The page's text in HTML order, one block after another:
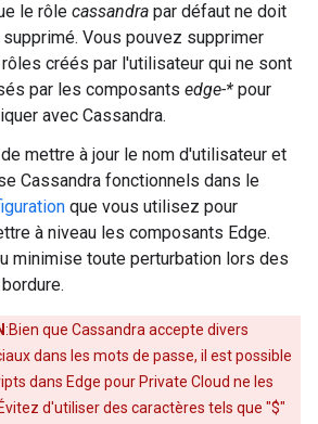
le rôle cassandra par défaut ne doit
Vous pouvez supprimer
créés par l'utilisateur qui ne sont
par les composants edge-* pour
avec Cassandra.
mettre à jour le nom d'utilisateur et
Cassandra fonctionnels dans le
que vous utilisez pour
à niveau les composants Edge.
minimise toute perturbation lors des
:Bien que Cassandra accepte divers
dans les mots de passe, il est possible
dans Edge pour Private Cloud ne les
d'utiliser des caractères tels que "$"